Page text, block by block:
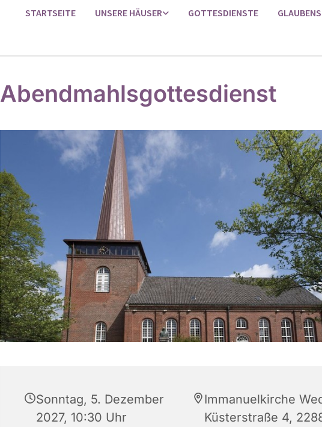
STARTSEITE UNSERE HÄUSER GOTTESDIENSTE
Abendmahlsgottesdienst
Sonntag, 5. Dezember
2027, 10:30 Uhr
Immanuelkirche
Küsterstraße 4,